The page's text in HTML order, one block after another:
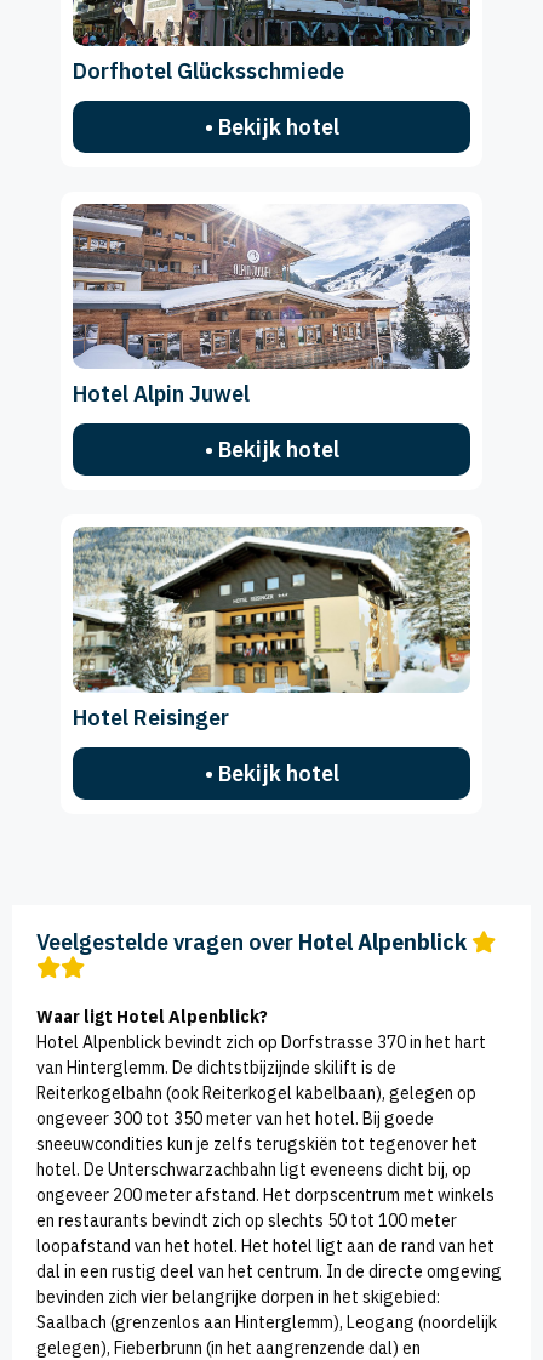
Dorfhotel Glücksschmiede
• Bekijk hotel
Hotel Alpin Juwel
• Bekijk hotel
Hotel Reisinger
• Bekijk hotel
Veelgestelde vragen over Hotel Alpenblick
Waar ligt Hotel Alpenblick?
Hotel Alpenblick bevindt zich op Dorfstrasse 370 in het hart
van Hinterglemm. De dichtstbijzijnde skilift is de
Reiterkogelbahn (ook Reiterkogel kabelbaan), gelegen op
ongeveer 300 tot 350 meter van het hotel. Bij goede
sneeuwcondities kun je zelfs terugskiën tot tegenover het
hotel. De Unterschwarzachbahn ligt eveneens dicht bij, op
ongeveer 200 meter afstand. Het dorpscentrum met winkels
en restaurants bevindt zich op slechts 50 tot 100 meter
loopafstand van het hotel. Het hotel ligt aan de rand van het
dal in een rustig deel van het centrum. In de directe omgeving
bevinden zich vier belangrijke dorpen in het skigebied:
Saalbach (grenzenlos aan Hinterglemm), Leogang (noordelijk
gelegen), Fieberbrunn (in het aangrenzende dal) en